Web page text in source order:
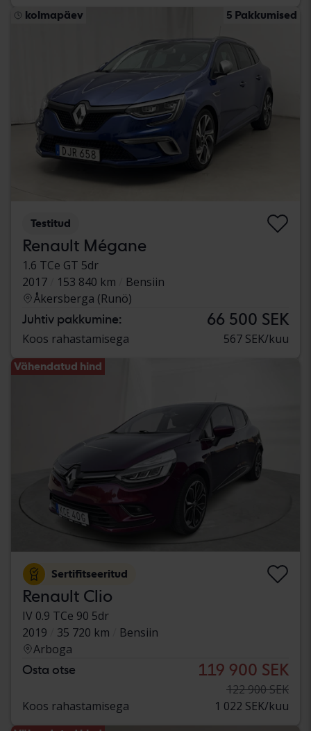
kolmapäev 5 Pakkumised
Testitud
Renault Mégane
1.6 TCe GT 5dr
2017
153 840 km
Bensiin
Åkersberga (Runö)
Juhtiv pakkumine: 66 500 SEK
Koos rahastamisega 567 SEK/kuu
Vähendatud hind
Sertifitseeritud
Renault Clio
IV 0.9 TCe 90 5dr
2019
35 720 km
Bensiin
Arboga
Osta otse 119 900 SEK
122 900 SEK
Koos rahastamisega
1 022 SEK/kuu